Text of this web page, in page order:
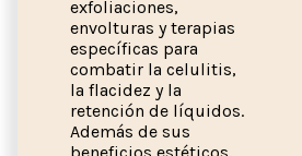
exfoliaciones,
envolturas y terapias
específicas para
combatir la celulitis,
la flacidez y la
retención de líquidos.
Además de sus